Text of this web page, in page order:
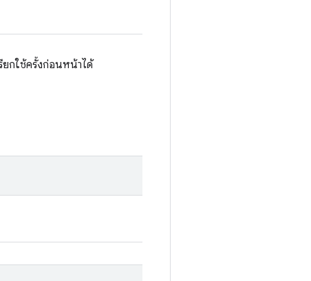
ยกใช้ครั้งก่อนหน้าได้